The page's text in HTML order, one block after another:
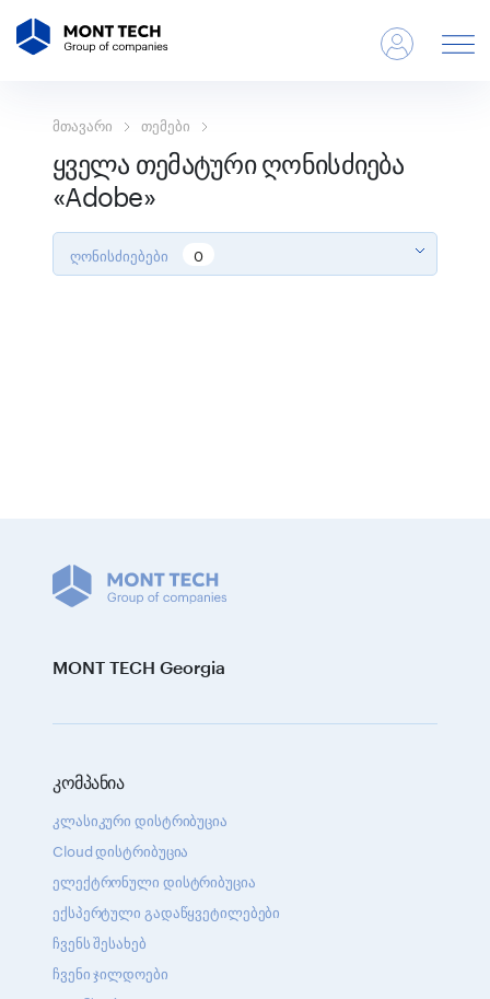
მთავარი თემები
ყველა თემატური ღონისძიება
«Adobe»
ღონისძიებები 0
MONT TECH Georgia
კომპანია
კლასიკური დისტრიბუცია
Cloud დისტრიბუცია
ელექტრონული დისტრიბუცია
ექსპერტული გადაწყვეტილებები
ჩვენს შესახებ
ჩვენი ჯილდოები